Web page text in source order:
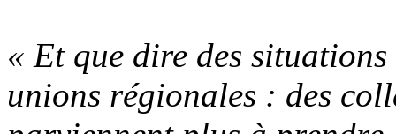
« Et que dire des
unions régionales : des